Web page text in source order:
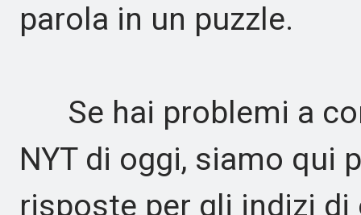
parola in un puzzle.
Se hai problemi a
NYT di oggi, siamo qui
risposte per gli indizi di